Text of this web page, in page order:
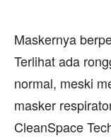
Maskernya
Terlihat ada
normal, meski
masker
CleanSpace